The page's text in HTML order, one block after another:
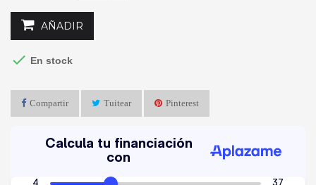
AÑADIR
 En stock
Compartir Tuitear Pinterest